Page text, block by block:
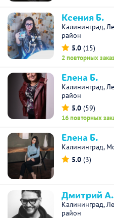
Ксения Б.
Калининград,
район
5.0 (15)
2 повторных
Елена Б.
Калининград,
район
5.0 (59)
16 повторных
Елена Б.
Калининград,
5.0 (3)
Дмитрий А.
Калининград,
район